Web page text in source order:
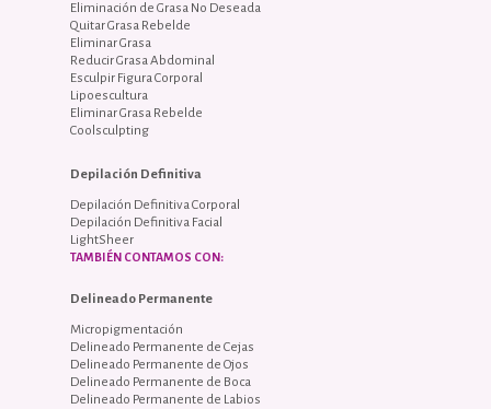
Eliminación de Grasa No Deseada
Quitar Grasa Rebelde
Eliminar Grasa
Reducir Grasa Abdominal
Esculpir Figura Corporal
Lipoescultura
Eliminar Grasa Rebelde
Coolsculpting
Depilación Definitiva
Depilación Definitiva Corporal
Depilación Definitiva Facial
LightSheer
TAMBIÉN CONTAMOS CON:
Delineado Permanente
Micropigmentación
Delineado Permanente de Cejas
Delineado Permanente de Ojos
Delineado Permanente de Boca
Delineado Permanente de Labios